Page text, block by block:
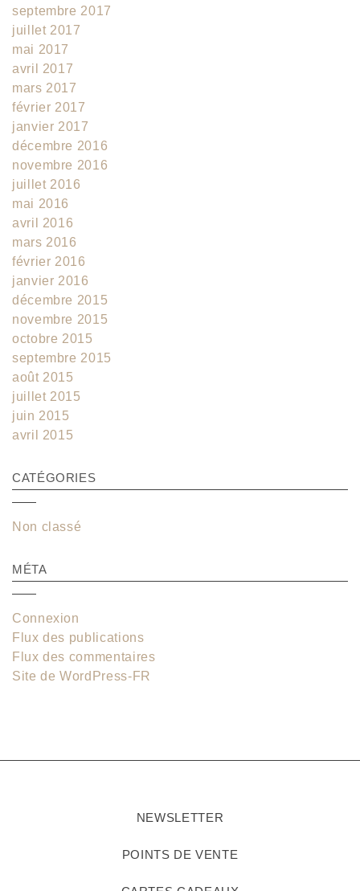
septembre 2017
juillet 2017
mai 2017
avril 2017
mars 2017
février 2017
janvier 2017
décembre 2016
novembre 2016
juillet 2016
mai 2016
avril 2016
mars 2016
février 2016
janvier 2016
décembre 2015
novembre 2015
octobre 2015
septembre 2015
août 2015
juillet 2015
juin 2015
avril 2015
CATÉGORIES
Non classé
MÉTA
Connexion
Flux des publications
Flux des commentaires
Site de WordPress-FR
NEWSLETTER
POINTS DE VENTE